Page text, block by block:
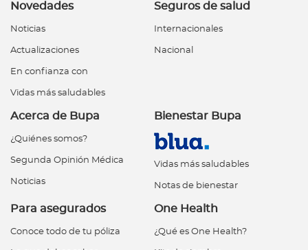
Novedades
Noticias
Actualizaciones
En confianza con
Vidas más saludables
Seguros de salud
Internacionales
Nacional
Acerca de Bupa
¿Quiénes somos?
Segunda Opinión Médica
Noticias
Bienestar Bupa
Vidas más saludables
Notas de bienestar
Para asegurados
Conoce todo de tu póliza
One Health
¿Qué es One Health?